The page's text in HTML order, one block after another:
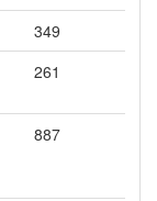
349
261
887